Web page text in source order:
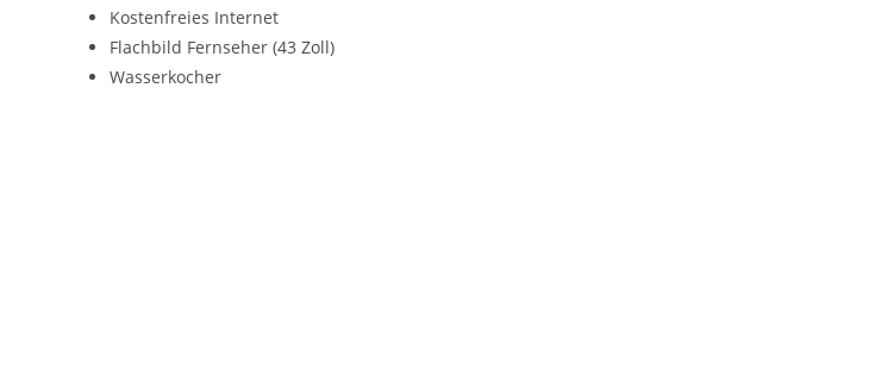
Kostenfreies Internet
Flachbild Fernseher (43 Zoll)
Wasserkocher